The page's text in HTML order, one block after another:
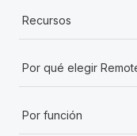
Recursos
Por qué elegir
Por función